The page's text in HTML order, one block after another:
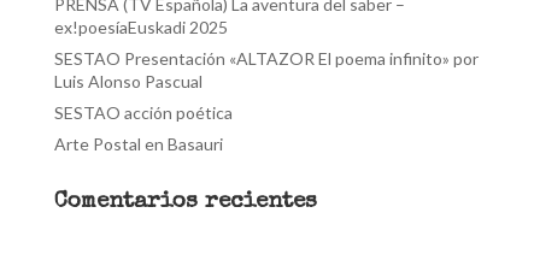
ex!poesíaEuskadi 2025
SESTAO Presentación «ALTAZOR El poema infinito» por
Luis Alonso Pascual
SESTAO acción poética
Arte Postal en Basauri
Comentarios recientes